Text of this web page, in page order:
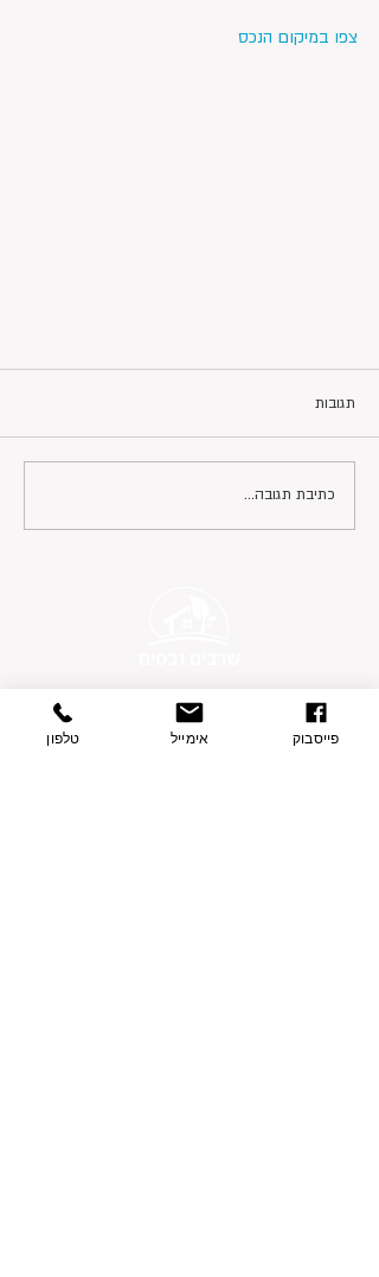
צפו במיקום הנכס
תגובות
כתיבת תגובה...
פרטי התקשרות
בצת 2, הוד השרון
טלפון אימייל פייסבוק